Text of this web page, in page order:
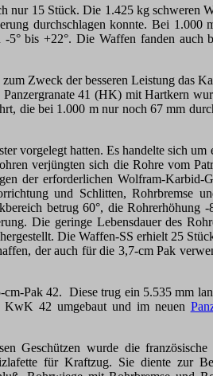
nur 15 Stück. Die 1.425 kg schweren
durchschlagen konnte. Bei
bis +22°. Die Waffen fanden auch
Zweck der besseren Leistung das
41 (HK) mit Hartkern
die bei 1.000 m nur noch 67 mm
vorgelegt hatten. Es handelte sich um
verjüngten sich die Rohre vom
der erforderlichen Wolfram-Karbid-
und Schlitten, Rohrbremse
betrug 60°, die Rohrerhöhung
Die geringe Lebensdauer des
Die Waffen-SS erhielt 25
der auch für die 3,7-cm Pak
Pak 42. Diese trug ein 5.535 mm
KwK 42 umgebaut und im neuen
Geschützen wurde die
für Kraftzug. Sie diente zur